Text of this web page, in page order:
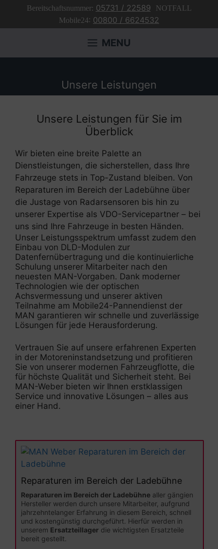
springen
Bereitschaftsnummer: 05731 / 22589
NOTFALL
Mobile24: 00800 / 6624532
MENU
Unsere Leistungen
Unsere Leistungen für Sie im
Überblick
Wir bieten eine breite Palette an
Dienstleistungen, die sicherstellen, dass Ihre
Fahrzeuge stets in Top-Zustand bleiben. Von
Reparaturen im Bereich der Ladebühne über
die Justage von Radarsensoren bis hin zu
unserer Expertise als VDO-Servicepartner – bei
uns sind Ihre Fahrzeuge in besten Händen.
Unser Leistungsspektrum umfasst zudem den
Einbau von DLD-Modulen zur
Datenfernübertragung und die kontinuierliche
Schulung unserer Mitarbeiter nach den
neuesten MAN-Vorgaben. Dank moderner
Technologien wie der optischen
Achsvermessung und unserer aktiven
Teilnahme am Mobile24-Pannendienst der
MAN garantieren wir schnelle und zuverlässige
Lösungen für jede Herausforderung.
Vertrauen Sie auf unsere erfahrenen Experten
in der Motoreninstandsetzung und profitieren
Sie von unserer modernen Fahrzeugflotte, die
für höchste Qualität und Sicherheit steht. Bei
MAN-Weber bieten wir Ihnen erstklassigen
Service und innovative Lösungen – alles aus
einer Hand.
Reparaturen im Bereich der Ladebühne
Reparaturen im Bereich der Ladebühnealler gängien
Hersteller werden durch unsere Mitarbeiter, aufgrund
jahrzehntelanger Erfahrung in diesem Bereich, schnell
und kostengünstig durchgeführt. Hierfür werden in
unserem Ersatzteillager die wichtigsten Ersatzteile
bereit gestellt.